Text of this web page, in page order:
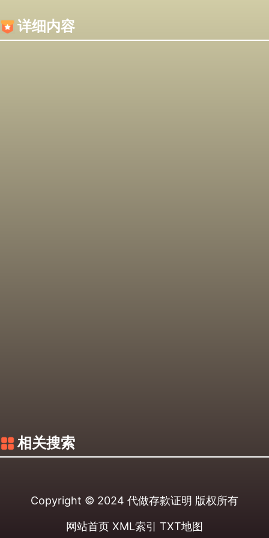
详细内容
相关搜索
Copyright © 2024 代做存款证明 版权所有
网站首页 XML索引 TXT地图